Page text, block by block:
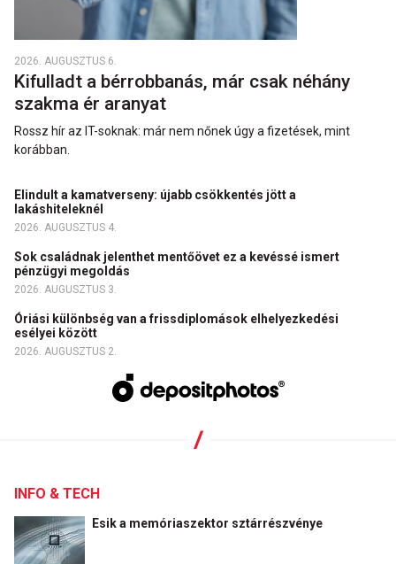
2026. AUGUSZTUS 6.
Kifulladt a bérrobbanás, már csak néhány
szakma ér aranyat
Rossz hír az IT-soknak: már nem nőnek úgy a fizetések, mint
korábban.
Elindult a kamatverseny: újabb csökkentés jött a
lakáshiteleknél
2026. AUGUSZTUS 4.
Sok családnak jelenthet mentőövet ez a kevéssé ismert
pénzügyi megoldás
2026. AUGUSZTUS 3.
Óriási különbség van a frissdiplomások elhelyezkedési
esélyei között
2026. AUGUSZTUS 2.
INFO & TECH
Esik a memóriaszektor sztárrészvénye